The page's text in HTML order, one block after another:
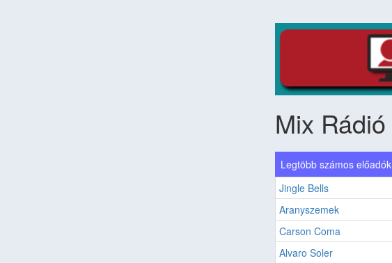
Mix
Legtöbb számos előadók
Jingle Bells
Aranyszemek
Carson Coma
Alvaro Soler